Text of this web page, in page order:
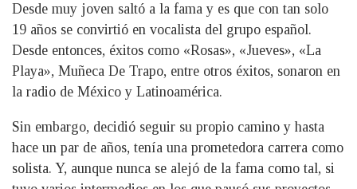
Desde muy joven saltó a la fama y es que con tan solo
19 años se convirtió en vocalista del grupo español.
Desde entonces, éxitos como «Rosas», «Jueves», «La
Playa», Muñeca De Trapo, entre otros éxitos, sonaron en
la radio de México y Latinoamérica.
Sin embargo, decidió seguir su propio camino y hasta
hace un par de años, tenía una prometedora carrera como
solista. Y, aunque nunca se alejó de la fama como tal, si